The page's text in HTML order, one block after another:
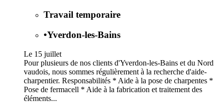
Travail temporaire
•Yverdon-les-Bains
Le 15 juillet
Pour plusieurs de nos clients d'Yverdon-les-Bains et du Nord
vaudois, nous sommes régulièrement à la recherche d'aide-
charpentier. Responsabilités * Aide à la pose de charpentes *
Pose de fermacell * Aide à la fabrication et traitement des
éléments...